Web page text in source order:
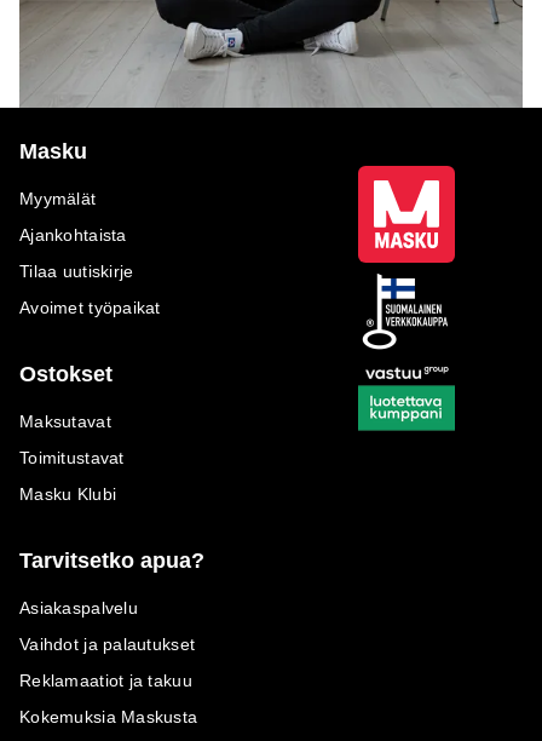
Masku
Myymälät
Ajankohtaista
Tilaa uutiskirje
Avoimet työpaikat
Ostokset
Maksutavat
Toimitustavat
Masku Klubi
Tarvitsetko apua?
Asiakaspalvelu
Vaihdot ja palautukset
Reklamaatiot ja takuu
Kokemuksia Maskusta